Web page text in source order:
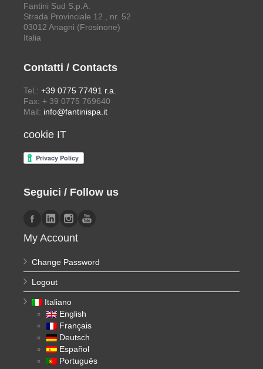
Fantini Sud S.p.A.
Strada Provinciale 12 , nr. 52
03012 Anagni (Frosinone)
Italia
Contatti / Contacts
Tel.: +39 0775 77491 r.a.
Fax: + 39 0775 769640
Mail: info@fantinispa.it
cookie IT
Seguici / Follow us
My Account
Change Password
Logout
Italiano
English
Français
Deutsch
Español
Português